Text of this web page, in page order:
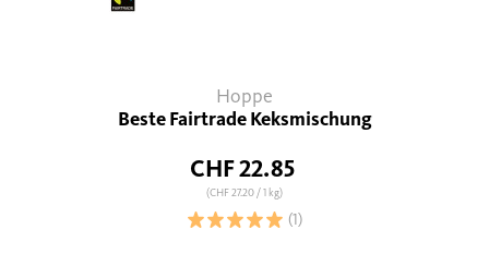
Hoppe
Beste Fairtrade Keksmischung
CHF 22.85
(CHF 27.20/ 1 kg)
(1)